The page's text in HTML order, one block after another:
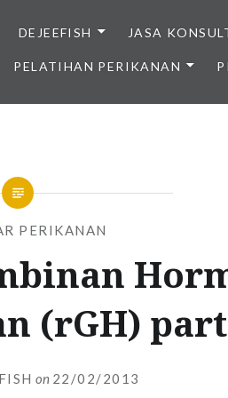
DEJEEFISH JASA
PELATIHAN PERIKANAN
PERIKANAN
(rGH)
on 22/02/2013